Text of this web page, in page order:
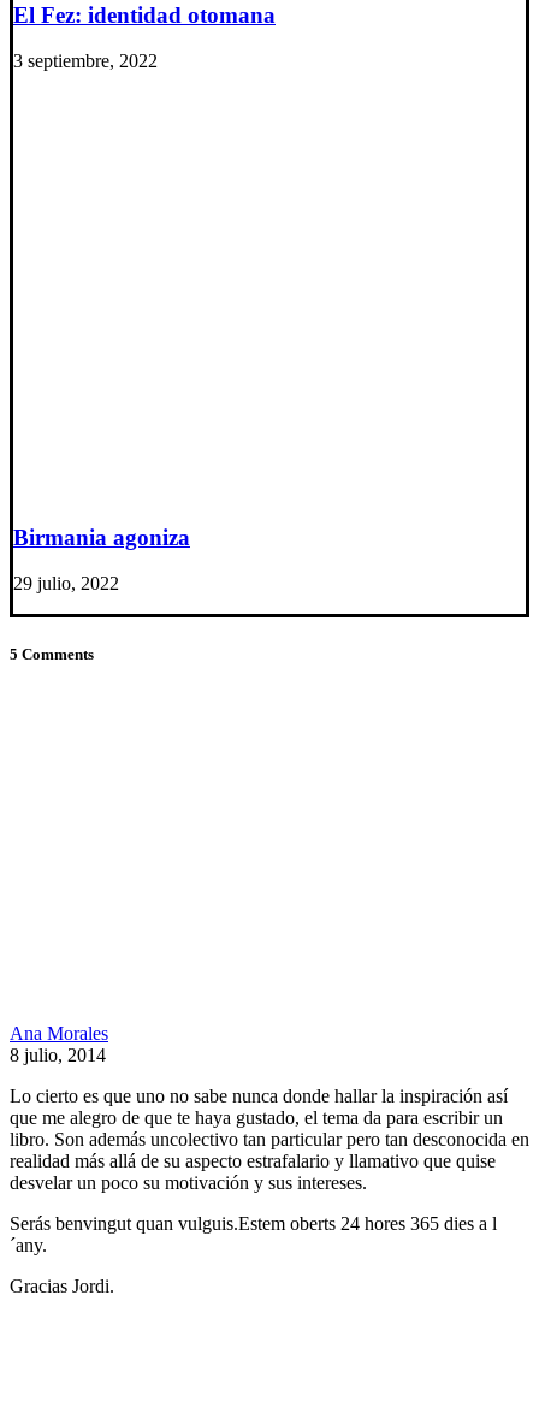
El Fez: identidad otomana
3 septiembre, 2022
Birmania agoniza
29 julio, 2022
5 Comments
Ana Morales
8 julio, 2014
Lo cierto es que uno no sabe nunca donde hallar la inspiración así
que me alegro de que te haya gustado, el tema da para escribir un
libro. Son además uncolectivo tan particular pero tan desconocida en
realidad más allá de su aspecto estrafalario y llamativo que quise
desvelar un poco su motivación y sus intereses.
Serás benvingut quan vulguis.Estem oberts 24 hores 365 dies a l
´any.
Gracias Jordi.